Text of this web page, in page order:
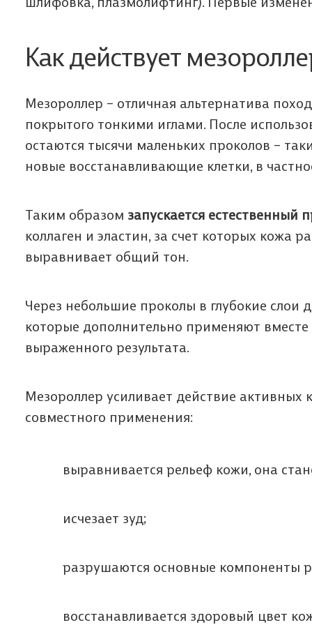
Как действует
Мезороллер – отличная альтернатива
покрытого тонкими иглами. После
остаются тысячи маленьких проколов –
новые восстанавливающие клетки, в
Таким образом запускается естественный
коллаген и эластин, за счет которых кожа
выравнивает общий тон.
Через небольшие проколы в глубокие
которые дополнительно применяют
выраженного результата.
Мезороллер усиливает действие
совместного применения:
выравнивается рельеф кожи, она
исчезает зуд;
разрушаются основные компоненты
восстанавливается здоровый цвет
Мы